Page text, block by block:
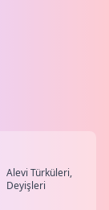
Alevi Türküleri,
Deyişleri